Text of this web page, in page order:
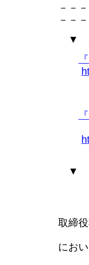
－－
－－
▼
クリ
▼
株
取締
斉
にお
大